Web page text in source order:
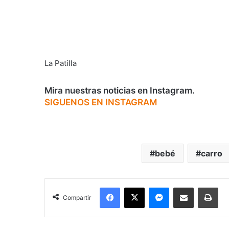
La Patilla
Mira nuestras noticias en Instagram.
SIGUENOS EN INSTAGRAM
bebé carro
Compartir
Facebook
X MessengerCompartir por correo electrónico